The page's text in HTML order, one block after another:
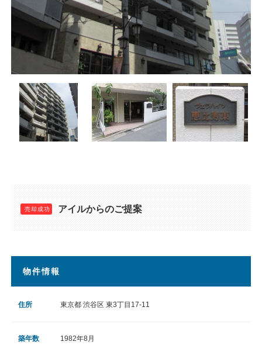
アイルからのご提案
物件情報
住所 東京都 渋谷区 東3丁目17-11
築年数 1982年8月